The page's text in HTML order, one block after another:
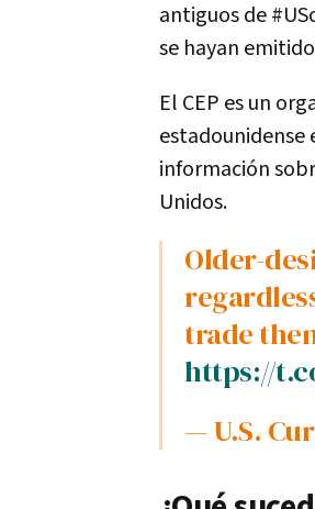
antiguos de
se hayan
El CEP es un
estadounidense
información
Unidos.
Older-
trade
https://
— U.S.